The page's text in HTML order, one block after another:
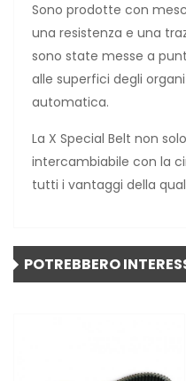
Sono prodotte con
una resistenza e una
sono state messe a
alle superfici degli
automatica.
La X Special Belt non
intercambiabile con la
tutti i vantaggi della
POTREBBERO